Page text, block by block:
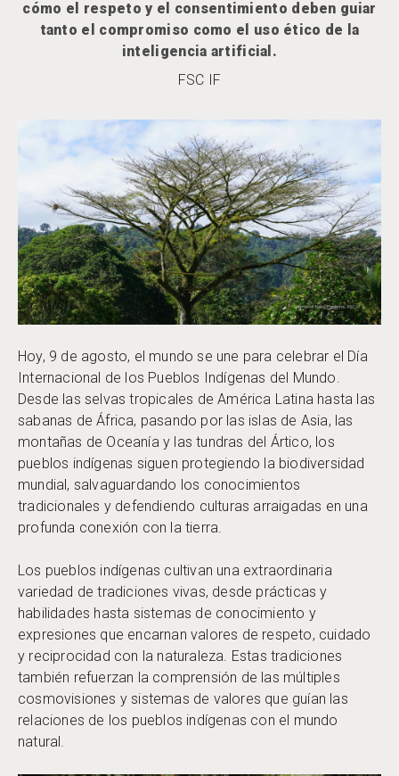
cómo el respeto y el consentimiento deben guiar
tanto el compromiso como el uso ético de la
inteligencia artificial.
FSC IF
Hoy, 9 de agosto, el mundo se une para celebrar el Día
Internacional de los Pueblos Indígenas del Mundo.
Desde las selvas tropicales de América Latina hasta las
sabanas de África, pasando por las islas de Asia, las
montañas de Oceanía y las tundras del Ártico, los
pueblos indígenas siguen protegiendo la biodiversidad
mundial, salvaguardando los conocimientos
tradicionales y defendiendo culturas arraigadas en una
profunda conexión con la tierra.
Los pueblos indígenas cultivan una extraordinaria
variedad de tradiciones vivas, desde prácticas y
habilidades hasta sistemas de conocimiento y
expresiones que encarnan valores de respeto, cuidado
y reciprocidad con la naturaleza. Estas tradiciones
también refuerzan la comprensión de las múltiples
cosmovisiones y sistemas de valores que guían las
relaciones de los pueblos indígenas con el mundo
natural.